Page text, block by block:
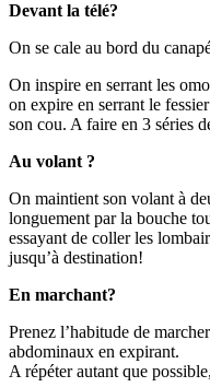
Devant la télé?
On se cale au bord du
On inspire en serrant les
on expire en serrant le
son cou. A faire en 3 séries
Au volant ?
On maintient son volant à
longuement par la bouche
essayant de coller les
jusqu’à destination!
En marchant?
Prenez l’habitude de
abdominaux en expirant.
A répéter autant que